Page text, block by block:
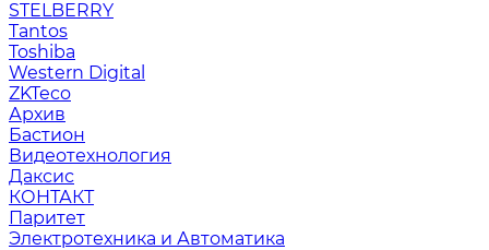
STELBERRY
Tantos
Toshiba
Western Digital
ZKTeco
Архив
Бастион
Видеотехнология
Даксис
КОНТАКТ
Паритет
Электротехника и Автоматика